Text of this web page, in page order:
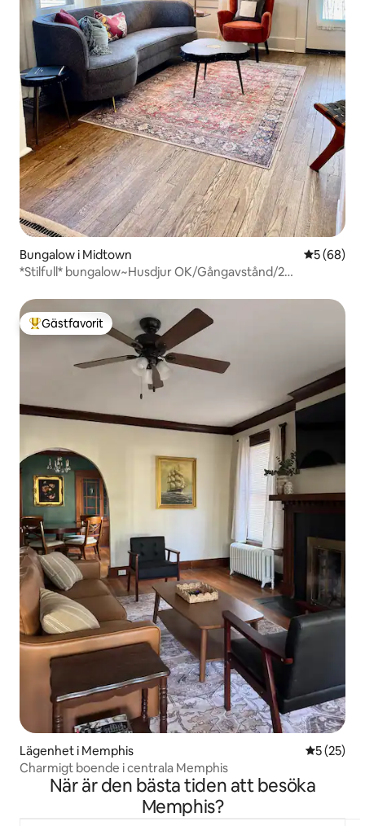
Bungalow i Midtown 5 av 5 i
5 (68)
*Stilfull* bungalow~Husdjur OK/Gångavstånd/2
Populär gästfavorit
Gästfavorit
Lägenhet i Memphis 5 av 5 i
5 (25)
Charmigt boende i centrala Memphis
När är den bästa tiden att besöka
Memphis?